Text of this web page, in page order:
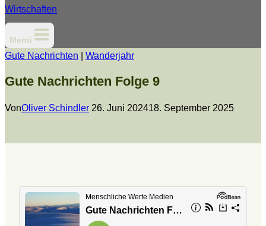
Menü
Gute Nachrichten Wanderjahr
Gute Nachrichten Folge 9
VonOliver Schindler 26. Juni 202418. September 2025